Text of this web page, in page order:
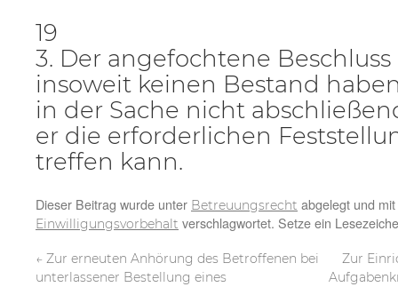
19
3. Der angefochtene
insoweit keinen Bestand
in der Sache nicht
er die erforderlichen
treffen kann.
Dieser Beitrag wurde unter Betreuungsrecht abgelegt und mit
Einwilligungsvorbehalt verschlagwortet. Setze ein
← Zur erneuten Anhörung des Betroffenen bei
unterlassener Bestellung eines
Zur